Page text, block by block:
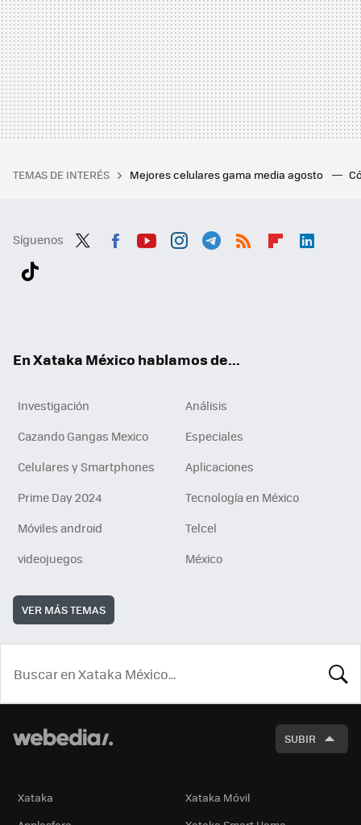
TEMAS DE INTERÉS Mejores celulares gama media agosto
Síguenos
En Xataka México hablamos de...
Investigación
Análisis
Cazando Gangas Mexico
Especiales
Celulares y Smartphones
Aplicaciones
Prime Day 2024
Tecnología en México
Móviles android
Telcel
videojuegos
México
VER MÁS TEMAS
SUBIR
Xataka
Xataka Móvil